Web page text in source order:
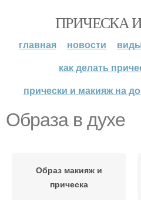
ПРИЧЕСКА
главная новости
как делать
прически и макияж на
Образа в духе
Образ макияж и
прическа